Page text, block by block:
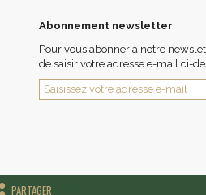
Abonnement newsletter
Pour vous abonner à notre
de saisir votre adresse e-mail ci-
PARTAGER